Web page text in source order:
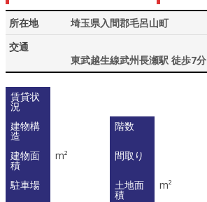
所在地
埼玉県入間郡毛呂山町
交通
東武越生線武州長瀬駅 徒歩7分
賃貸状
況
建物構
造
階数
建物面
積
m² 間取り
駐車場 土地面
積
m²